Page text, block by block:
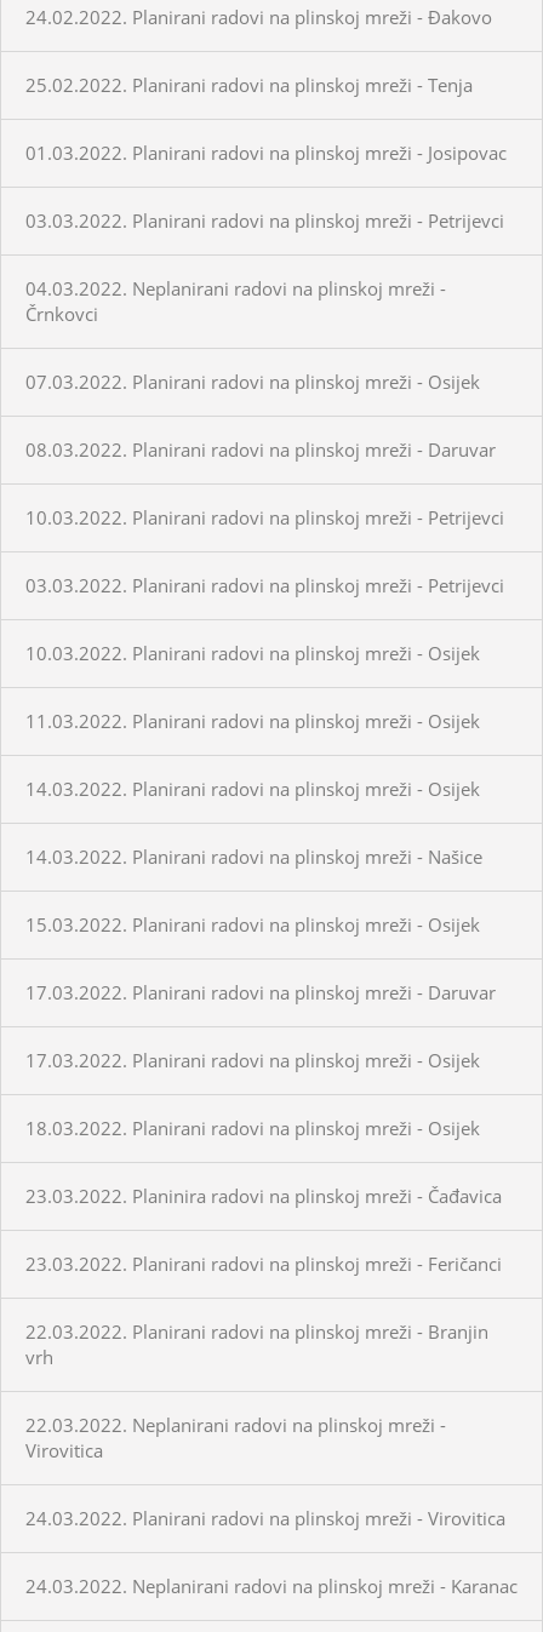
24.02.2022. Planirani radovi na plinskoj mreži - Đakovo
25.02.2022. Planirani radovi na plinskoj mreži - Tenja
01.03.2022. Planirani radovi na plinskoj mreži - Josipovac
03.03.2022. Planirani radovi na plinskoj mreži - Petrijevci
04.03.2022. Neplanirani radovi na plinskoj mreži -
Črnkovci
07.03.2022. Planirani radovi na plinskoj mreži - Osijek
08.03.2022. Planirani radovi na plinskoj mreži - Daruvar
10.03.2022. Planirani radovi na plinskoj mreži - Petrijevci
03.03.2022. Planirani radovi na plinskoj mreži - Petrijevci
10.03.2022. Planirani radovi na plinskoj mreži - Osijek
11.03.2022. Planirani radovi na plinskoj mreži - Osijek
14.03.2022. Planirani radovi na plinskoj mreži - Osijek
14.03.2022. Planirani radovi na plinskoj mreži - Našice
15.03.2022. Planirani radovi na plinskoj mreži - Osijek
17.03.2022. Planirani radovi na plinskoj mreži - Daruvar
17.03.2022. Planirani radovi na plinskoj mreži - Osijek
18.03.2022. Planirani radovi na plinskoj mreži - Osijek
23.03.2022. Planinira radovi na plinskoj mreži - Čađavica
23.03.2022. Planirani radovi na plinskoj mreži - Feričanci
22.03.2022. Planirani radovi na plinskoj mreži - Branjin
vrh
22.03.2022. Neplanirani radovi na plinskoj mreži -
Virovitica
24.03.2022. Planirani radovi na plinskoj mreži - Virovitica
24.03.2022. Neplanirani radovi na plinskoj mreži - Karanac